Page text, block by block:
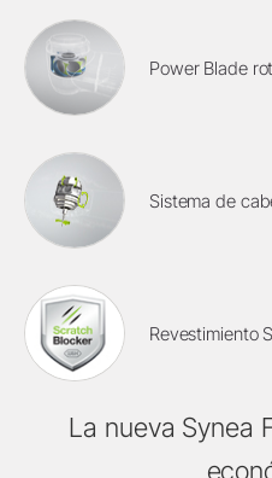
Power Blade
Sistema de
Revestimiento
La nueva Synea